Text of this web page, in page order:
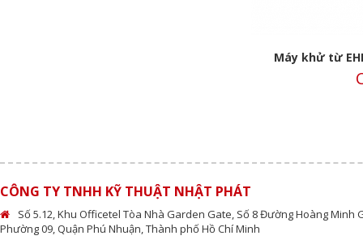
Máy khử từ
CÔNG TY TNHH KỸ THUẬT NHẬT PHÁT
Số 5.12, Khu Officetel Tòa Nhà Garden Gate, Số 8 Đường Hoàng Minh
Phường 09, Quận Phú Nhuận, Thành phố Hồ Chí Minh